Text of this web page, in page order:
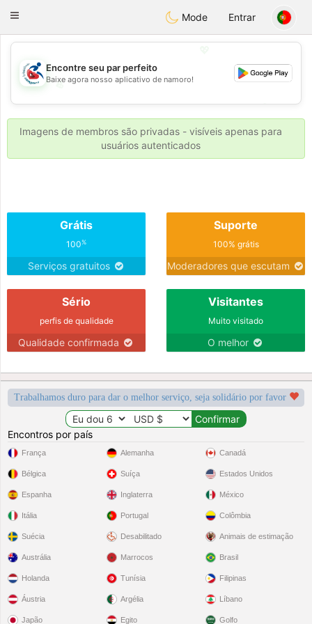
Handi Space
Toggle
Mode Entrar
💖
💕
💕
Encontre seu par perfeito
Baixe agora nosso aplicativo de namoro!
Imagens de membros são privadas - visíveis apenas para
usuários autenticados
Grátis
100%
Serviços gratuitos
Suporte
100% grátis
Moderadores que escutam
Sério
perfis de qualidade
Qualidade confirmada
Visitantes
Muito visitado
O melhor
Trabalhamos duro para dar o melhor serviço, seja solidário por favor
Encontros por país
França
Bélgica
Espanha
Itália
Suécia
Alemanha
Suíça
Inglaterra
Portugal
Desabilitado
Canadá
Estados Unidos
México
Colômbia
Animais de estimação
Austrália
Holanda
Áustria
Japão
Marrocos
Tunísia
Argélia
Egito
Brasil
Filipinas
Líbano
Golfo